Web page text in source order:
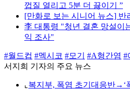
껍질 열리고 5분 더 끓이기 ”
[만화로 보는 시니어 뉴스] 반
李 대통령 "청년 결혼 망설이
익 조사"
#월드컵 #멕시코 #모기 #A형간염 #
서지희 기자의 주요 뉴스
⌞ 복지부, 폭염 초기대응반→‘